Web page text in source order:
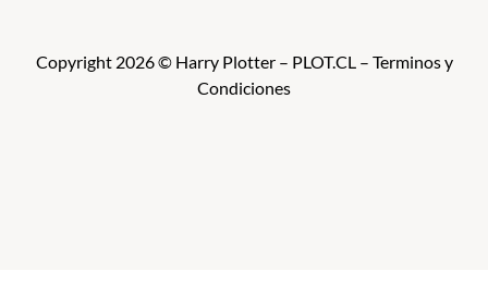
Copyright 2026 © Harry Plotter – PLOT.CL – Terminos y
Condiciones